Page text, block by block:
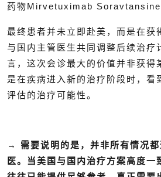
药物Mirvetuximab Soravtansine
最终患者并未立即赴美，而是在获
与国内主管医生共同调整后续治疗
言，这次会诊最大的价值并非获得
是在疾病进入新的治疗阶段时，看
评估的治疗可能性。
→ 需要说明的是，并非所有情况
医。当美国与国内治疗方案高度一